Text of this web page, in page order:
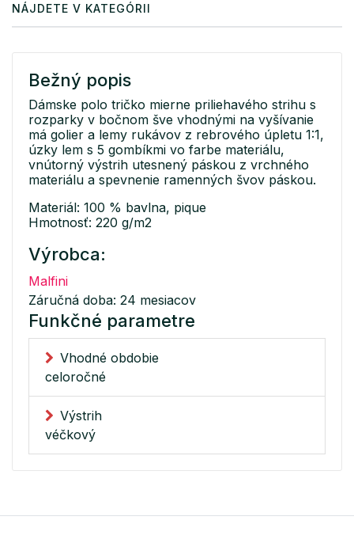
NÁJDETE V KATEGÓRII
Bežný popis
Dámske polo tričko mierne priliehavého strihu s
rozparky v bočnom šve vhodnými na vyšívanie
má golier a lemy rukávov z rebrového úpletu 1:1,
úzky lem s 5 gombíkmi vo farbe materiálu,
vnútorný výstrih utesnený páskou z vrchného
materiálu a spevnenie ramenných švov páskou.
Materiál: 100 % bavlna, pique
Hmotnosť: 220 g/m2
Výrobca:
Malfini
Záručná doba: 24 mesiacov
Funkčné parametre
Vhodné obdobie
celoročné
Výstrih
véčkový